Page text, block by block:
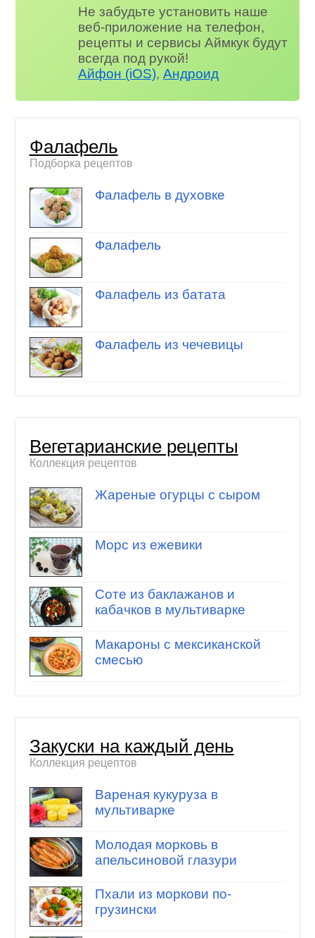
Не забудьте установить наше
веб-приложение на телефон,
рецепты и сервисы Аймкук будут
всегда под рукой!
Айфон (iOS),Андроид
Фалафель
Подборка рецептов
Фалафель в духовке
Фалафель
Фалафель из батата
Фалафель из чечевицы
Вегетарианские рецепты
Коллекция рецептов
Жареные огурцы с сыром
Морс из ежевики
Соте из баклажанов и
кабачков в мультиварке
Макароны с мексиканской
смесью
Закуски на каждый день
Коллекция рецептов
Вареная кукуруза в
мультиварке
Молодая морковь в
апельсиновой глазури
Пхали из моркови по-
грузински